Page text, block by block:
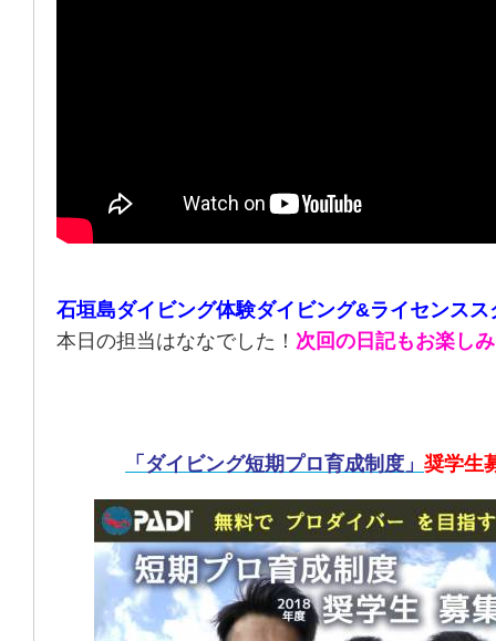
石垣島ダイビング体験ダイビング&ライセンスス
本日の担当はななでした！ 次回の日記もお楽し
「ダイビング短期プロ育成制度」 奨学生